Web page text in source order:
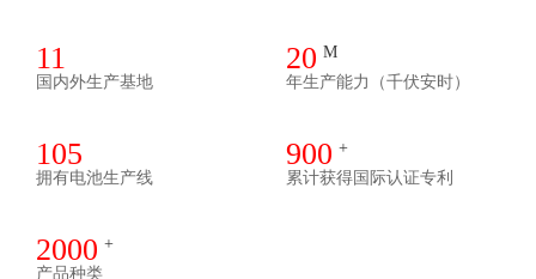
11
国内外生产基地
20 M
年生产能力（千伏安时）
105
拥有电池生产线
900 +
累计获得国际认证专利
2000 +
产品种类